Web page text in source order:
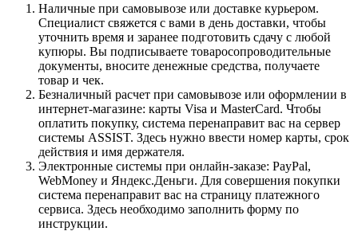
Наличные при самовывозе или доставке курьером.
Специалист свяжется с вами в день доставки, чтобы
уточнить время и заранее подготовить сдачу с любой
купюры. Вы подписываете товаросопроводительные
документы, вносите денежные средства, получаете
товар и чек.
Безналичный расчет при самовывозе или оформлении в
интернет-магазине: карты Visa и MasterCard. Чтобы
оплатить покупку, система перенаправит вас на сервер
системы ASSIST. Здесь нужно ввести номер карты, срок
действия и имя держателя.
Электронные системы при онлайн-заказе: PayPal,
WebMoney и Яндекс.Деньги. Для совершения покупки
система перенаправит вас на страницу платежного
сервиса. Здесь необходимо заполнить форму по
инструкции.